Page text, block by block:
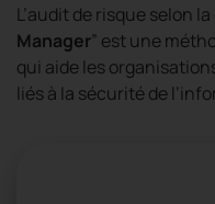
L’audit de risque selon
Manager” est une
qui aide les
liés à la sécurité de